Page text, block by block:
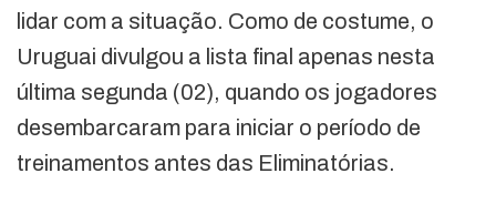
lidar com a situação. Como de costume, o
Uruguai divulgou a lista final apenas nesta
última segunda (02), quando os jogadores
desembarcaram para iniciar o período de
treinamentos antes das Eliminatórias.